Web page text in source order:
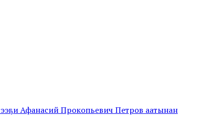
Афанасий Прокопьевич Петров аатынан